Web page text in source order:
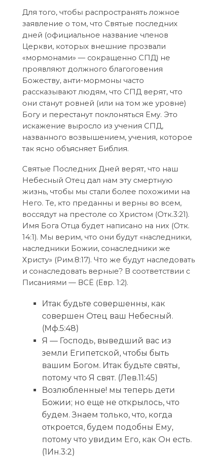
Для того, чтобы распространять ложное
заявление о том, что Святые последних
дней (официальное название членов
Церкви, которых внешние прозвали
«мормонами» — сокращенно СПД) не
проявляют должного благоговения
Божеству, анти-мормоны часто
рассказывают людям, что СПД верят, что
они станут ровней (или на том же уровне)
Богу и перестанут поклоняться Ему. Это
искажение выросло из учения СПД,
названного возвышением, учения, которое
так ясно объясняет Библия.
Святые Последних Дней верят, что наш
Небесный Отец дал нам эту смертную
жизнь, чтобы мы стали более похожими на
Него. Те, кто преданны и верны во всем,
воссядут на престоле со Христом (Отк.3:21).
Имя Бога Отца будет написано на них (Отк.
14:1). Мы верим, что они будут «наследники,
наследники Божии, сонаследники же
Христу» (Рим.8:17). Что же будут наследовать
и сонаследовать верные? В соответствии с
Писаниями — ВСЁ (Евр. 1:2).
Итак будьте совершенны, как
совершен Отец ваш Небесный.
(Мф.5:48)
Я — Господь, выведший вас из
земли Египетской, чтобы быть
вашим Богом. Итак будьте святы,
потому что Я свят. (Лев.11:45)
Возлюбленные! мы теперь дети
Божии; но еще не открылось, что
будем. Знаем только, что, когда
откроется, будем подобны Ему,
потому что увидим Его, как Он есть.
(1Ин.3:2)